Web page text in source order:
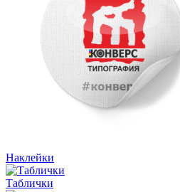
Наклейки
Таблички